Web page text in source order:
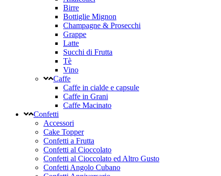
Birre
Bottiglie Mignon
Champagne & Prosecchi
Grappe
Latte
Succhi di Frutta
Tè
Vino
Caffe
Caffe in cialde e capsule
Caffe in Grani
Caffe Macinato
Confetti
Accessori
Cake Topper
Confetti a Frutta
Confetti al Cioccolato
Confetti al Cioccolato ed Altro Gusto
Confetti Angolo Cubano